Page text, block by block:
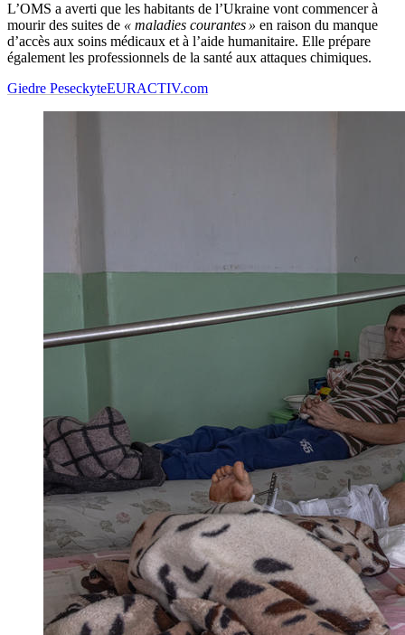
L’OMS a averti que les habitants de l’Ukraine vont commencer à
mourir des suites de « maladies courantes » en raison du manque
d’accès aux soins médicaux et à l’aide humanitaire. Elle prépare
également les professionnels de la santé aux attaques chimiques.
Giedre PeseckyteEURACTIV.com